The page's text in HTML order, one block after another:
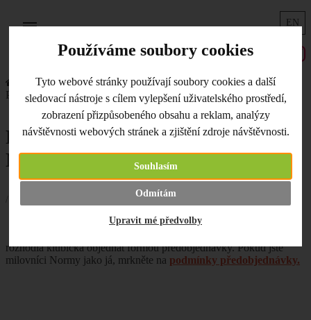
Používáme soubory cookies
Tyto webové stránky používají soubory cookies a další
sledovací nástroje s cílem vylepšení uživatelského prostředí,
zobrazení přizpůsobeného obsahu a reklam, analýzy
návštěvnosti webových stránek a zjištění zdroje návštěvnosti.
Souhlasím
Odmítám
Upravit mé předvolby
EN
Úvodní strana
Co je nového
Předobjednávka klubíček NORMA
Předobjednávka klubíček
NORMA
Pro velký zájem o klubíčka
rozhodla klubíčka objednat formou předobjednávky. Pokud jste
milovníci Normy jako já, mrkněte na podmínky předobjednávky.